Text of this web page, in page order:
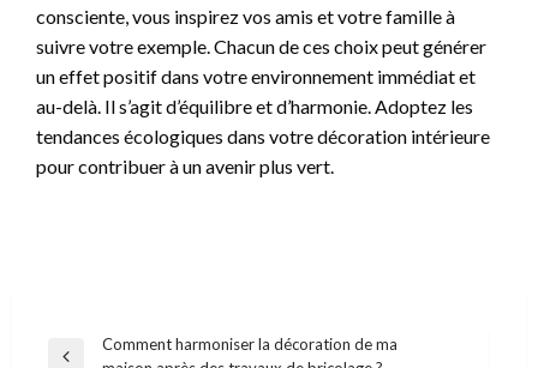
consciente, vous inspirez vos amis et votre famille à
suivre votre exemple. Chacun de ces choix peut générer
un effet positif dans votre environnement immédiat et
au-delà. Il s’agit d’équilibre et d’harmonie. Adoptez les
tendances écologiques dans votre décoration intérieure
pour contribuer à un avenir plus vert.
Navigation
Comment harmoniser la décoration de ma